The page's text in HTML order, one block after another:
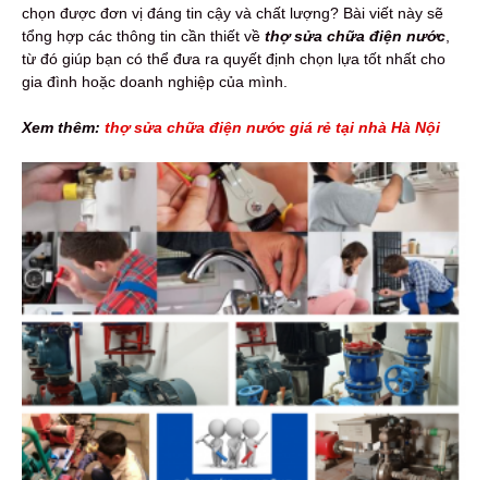
chọn được đơn vị đáng tin cậy và chất lượng? Bài viết này sẽ
tổng hợp các thông tin cần thiết về thợ sửa chữa điện nước
từ đó giúp bạn có thể đưa ra quyết định chọn lựa tốt nhất cho
gia đình hoặc doanh nghiệp của mình.
Xem thêm: thợ sửa chữa điện nước giá rẻ tại nhà Hà Nội